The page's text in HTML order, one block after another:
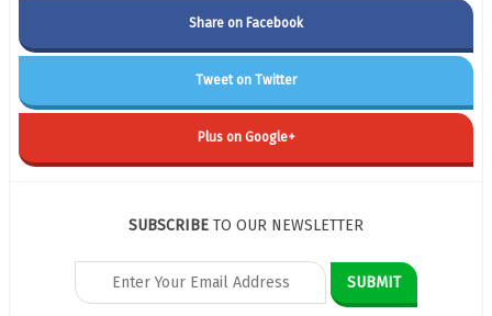
Share on Facebook
Tweet on Twitter
Plus on Google+
SUBSCRIBE TO OUR NEWSLETTER